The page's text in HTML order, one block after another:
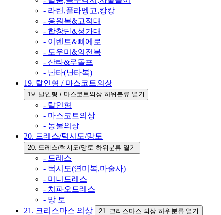
- 라틴,플라멩고,캉캉
- 응원복&고적대
- 합창단&성가대
- 이벤트&삐에로
- 도우미&의전복
- 산타&루돌프
- 난타(난타복)
19. 탈인형 / 마스코트의상
19. 탈인형 / 마스코트의상 하위분류 열기
- 탈인형
- 마스코트의상
- 동물의상
20. 드레스/턱시도/망토
20. 드레스/턱시도/망토 하위분류 열기
- 드레스
- 턱시도(연미복,마술사)
- 미니드레스
- 치파오드레스
- 망 토
21. 크리스마스 의상
21. 크리스마스 의상 하위분류 열기